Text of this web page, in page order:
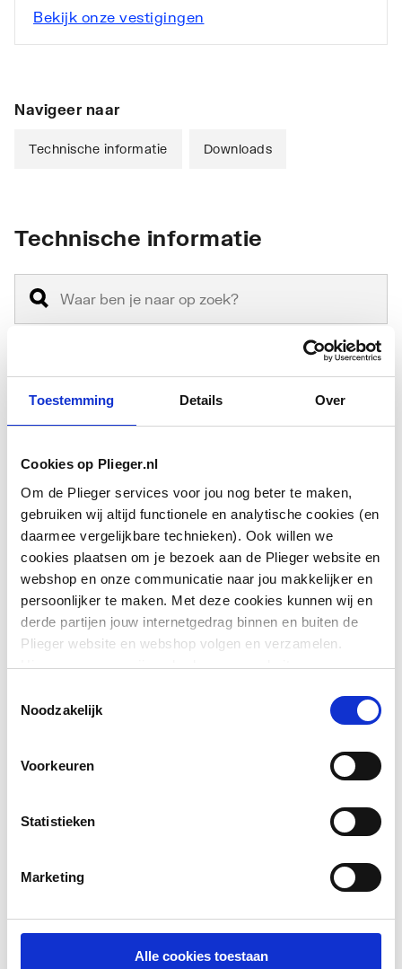
Toestemming Details Over
Cookies op Plieger.nl
Om de Plieger services voor jou nog beter te maken,
gebruiken wij altijd functionele en analytische cookies (en
daarmee vergelijkbare technieken). Ook willen we
cookies plaatsen om je bezoek aan de Plieger website en
webshop en onze communicatie naar jou makkelijker en
persoonlijker te maken. Met deze cookies kunnen wij en
derde partijen jouw internetgedrag binnen en buiten de
Plieger website en webshop volgen en verzamelen.
Hiermee passen wij en derden onze website, app,
We slaan je cookievoorkeur op in je browser.
Noodzakelijk
Voorkeuren
Statistieken
Marketing
Alle cookies toestaan
Bekijk onze vestigingen
Navigeer naar
Technische informatie Downloads
Technische informatie
Model Overig
Downloads
Montageinstructieapplication/pdf,161 KB
Overig image/jpeg,13 KB
Exploded_viewimage/jpeg ,10 KB
Exploded_view